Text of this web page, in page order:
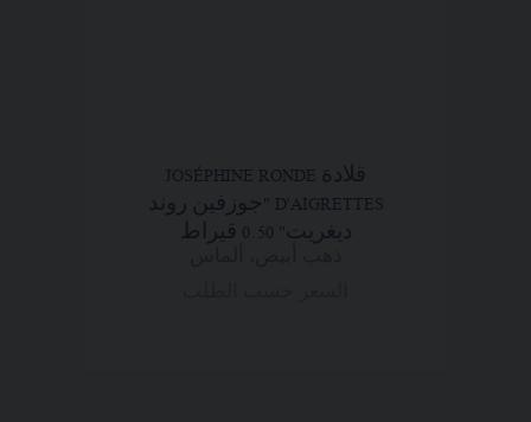
قلادة JOSÉPHINE RONDE
D'AIGRETTES "جوزفين روند
ديغريت" 0.50 قيراط